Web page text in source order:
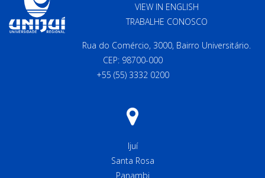
VIEW IN ENGLISH
TRABALHE CONOSCO
Rua do Comércio, 3000, Bairro Universitário.
CEP: 98700-000
+55 (55) 3332 0200
Ijuí
Santa Rosa
Panambi